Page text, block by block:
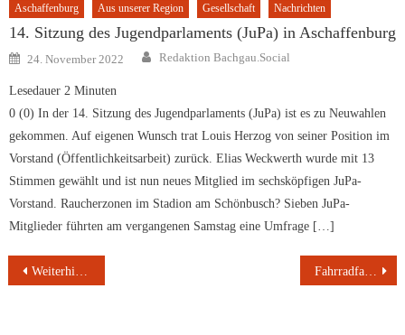
Aschaffenburg Aus unserer Region Gesellschaft Nachrichten
14. Sitzung des Jugendparlaments (JuPa) in Aschaffenburg
Posted
on
24. November 2022 Author
Redaktion Bachgau.Social
Lesedauer 2 Minuten
0 (0) In der 14. Sitzung des Jugendparlaments (JuPa) ist es zu Neuwahlen
gekommen. Auf eigenen Wunsch trat Louis Herzog von seiner Position im
Vorstand (Öffentlichkeitsarbeit) zurück. Elias Weckwerth wurde mit 13
Stimmen gewählt und ist nun neues Mitglied im sechsköpfigen JuPa-
Vorstand. Raucherzonen im Stadion am Schönbusch? Sieben JuPa-
Mitglieder führten am vergangenen Samstag eine Umfrage […]
Beitragsnavigation
Weiterhin hohe Waldbrandgefahr am Untermain Fahrradfahrerin gestürzt | Wohnungsbrand Aschaffenburg Roßmarkt Feuerwehr rettet 2 Menschen